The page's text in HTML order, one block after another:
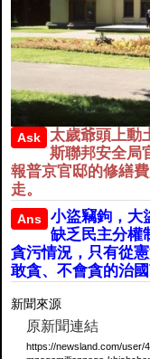
Ask
太歲爺頭上動
斯聯邦安全局
報普京官邸的修繕
走。
Ans
小盜竊鉤，大
缺乏民主分權
貪污情況，只有從
敢貪、不會貪的治
新聞來源
原新聞連結
https://newsland.com/user/